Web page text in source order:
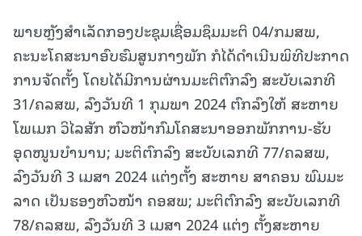
ພາຍຫຼັງສຳເລັດກອງປະຊຸມເຊື່ອມຊຶມມະຕິ 04/ກມສພ,
ຄະນະໂຄສະນາອົບຮົມສູນກາງພັກ ກໍໄດ້ດຳເນີນພິທີປະກາດ
ການຈັດຕັ້ງ ໂດຍໄດ້ມີການຜ່ານມະຕິຕົກລົງ ສະບັບເລກທີ
31/ຄລສພ, ລົງວັນທີ 1 ກຸມພາ 2024 ຕົກລົງໃຫ້ ສະຫາຍ
ໂພເມກ ວິໄລສັກ ຫົວໜ້າກົມໂຄສະນາອອກພັກການ-ຮັບ
ອຸດໜູນບໍານານ; ມະຕິຕົກລົງ ສະບັບເລກທີ 77/ຄລສພ,
ລົງວັນທີ 3 ເມສາ 2024 ແຕ່ງຕັ້ງ ສະຫາຍ ສາຄອນ ພົມມະ
ລາດ ເປັນຮອງຫົວໜ້າ ຄອສພ; ມະຕິຕົກລົງ ສະບັບເລກທີ
78/ຄລສພ, ລົງວັນທີ 3 ເມສາ 2024 ແຕ່ງ ຕັ້ງສະຫາຍ